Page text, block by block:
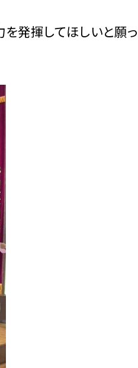
発揮してほしいと願っ